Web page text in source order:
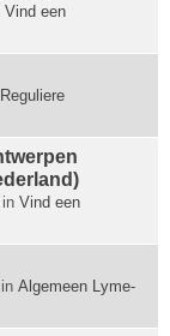
Vind een
Reguliere
Vind een
Algemeen Lyme-